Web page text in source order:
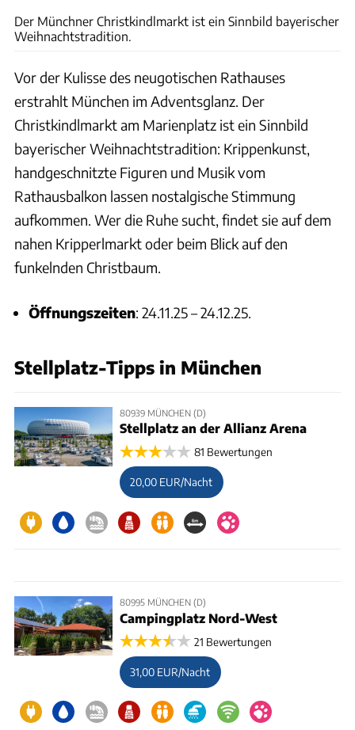
Der Münchner Christkindlmarkt ist ein Sinnbild bayerischer
Weihnachtstradition.
Vor der Kulisse des neugotischen Rathauses
erstrahlt München im Adventsglanz. Der
Christkindlmarkt am Marienplatz ist ein Sinnbild
bayerischer Weihnachtstradition: Krippenkunst,
handgeschnitzte Figuren und Musik vom
Rathausbalkon lassen nostalgische Stimmung
aufkommen. Wer die Ruhe sucht, findet sie auf dem
nahen Kripperlmarkt oder beim Blick auf den
funkelnden Christbaum.
Öffnungszeiten: 24.11.25 – 24.12.25.
Stellplatz-Tipps in München
80939 MÜNCHEN (D)
Stellplatz an der Allianz Arena
81 Bewertungen
20,00 EUR/Nacht
80995 MÜNCHEN (D)
Campingplatz Nord-West
21 Bewertungen
31,00 EUR/Nacht